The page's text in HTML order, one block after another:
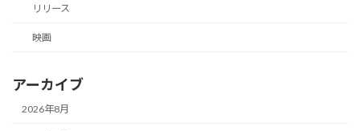
リリース
映画
アーカイブ
2026年8月